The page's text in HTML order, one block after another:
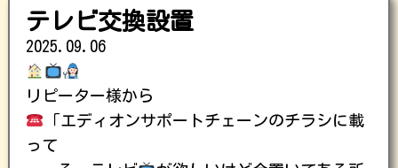
テレビ交換設置
2025.09.06
リピーター様から
「エディオンサポートチェーンのチラシに載
って